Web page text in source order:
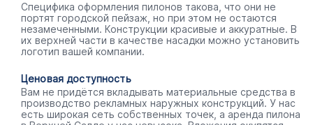
Специфика оформления пилонов такова, что они не
портят городской пейзаж, но при этом не остаются
незамеченными. Конструкции красивые и аккуратные. В
их верхней части в качестве насадки можно установить
логотип вашей компании.
Ценовая доступность
Вам не придётся вкладывать материальные средства в
производство рекламных наружных конструкций. У нас
есть широкая сеть собственных точек, а аренда пилона